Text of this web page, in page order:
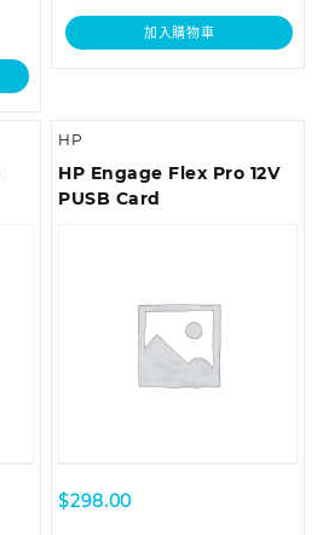
加入購物車
HP
HP Engage Flex Pro 12V
PUSB Card
$298.00